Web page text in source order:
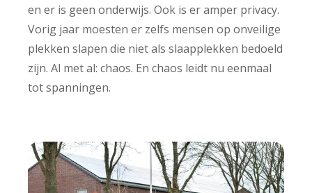
en er is geen onderwijs. Ook is er amper privacy.
Vorig jaar moesten er zelfs mensen op onveilige
plekken slapen die niet als slaapplekken bedoeld
zijn. Al met al: chaos. En chaos leidt nu eenmaal
tot spanningen.